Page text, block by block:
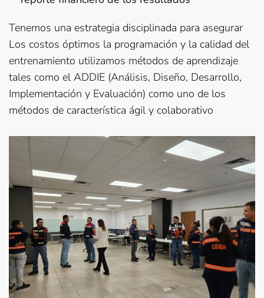
Tenemos una estrategia disciplinada para asegurar
Los costos óptimos la programación y la calidad del
entrenamiento utilizamos métodos de aprendizaje
tales como el ADDIE (Análisis, Diseño, Desarrollo,
Implementación y Evaluación) como uno de los
métodos de característica ágil y colaborativo